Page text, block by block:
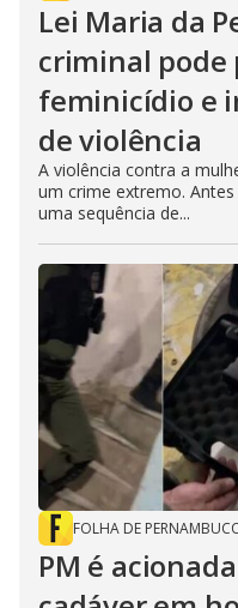
Lei Maria da
criminal
feminicídio e
de violência
A violência contra a
um crime extremo.
uma sequência de...
FOLHA DE
PM é